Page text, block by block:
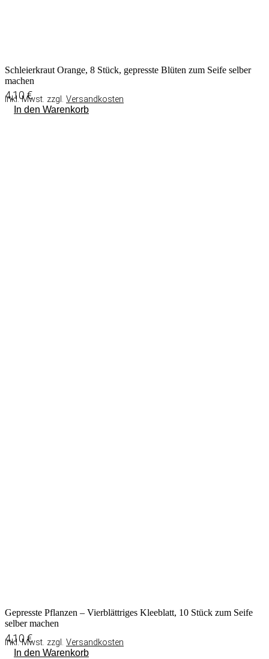
Schleierkraut Orange, 8 Stück, gepresste Blüten zum Seife selber
machen
4,10€
inkl. Mwst. zzgl. Versandkosten
In den Warenkorb
Gepresste Pflanzen – Vierblättriges Kleeblatt, 10 Stück zum Seife
selber machen
4,10€
inkl. Mwst. zzgl. Versandkosten
In den Warenkorb